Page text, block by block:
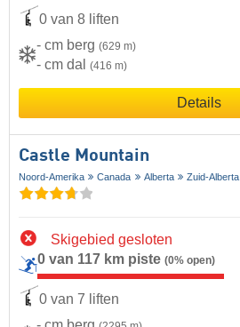
0 van 8 liften
- cm berg (629 m)
- cm dal (416 m)
Details
Castle Mountain
Noord-Amerika Canada Alberta Zuid-Alberta
Skigebied gesloten
0 van 117 km piste (0% open)
0 van 7 liften